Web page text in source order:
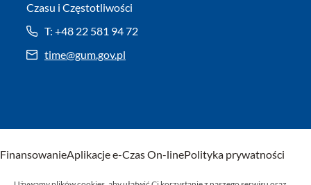
Czasu i Częstotliwości
T: +48 22 581 94 72
time@gum.gov.pl
FinansowanieAplikacje e-Czas On-linePolityka prywatności